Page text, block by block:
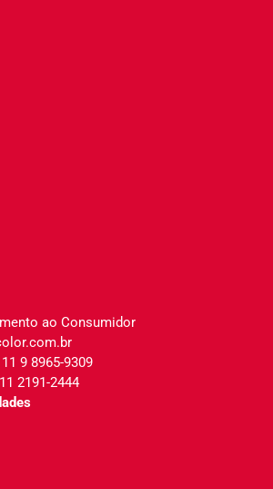
ao Consumidor
9 8965-9309
2191-2444